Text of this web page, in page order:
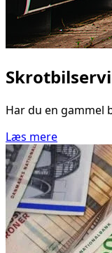
Har du en gammel
Læs mere